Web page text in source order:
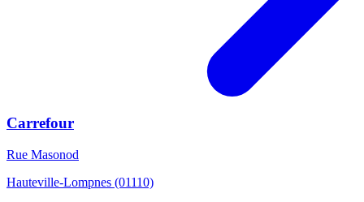
Carrefour
Rue Masonod
Hauteville-Lompnes (01110)